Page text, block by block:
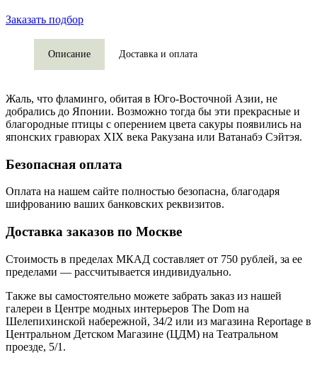
Заказать подбор
Описание Доставка и оплата
Жаль, что фламинго, обитая в Юго-Восточной Азии, не
добрались до Японии. Возможно тогда бы эти прекрасные и
благородные птицы с оперением цвета сакуры появились на
японских гравюрах XIX века Ракузана или Ватанабэ Сэйтэя.
Безопасная оплата
Оплата на нашем сайте полностью безопасна, благодаря
шифрованию ваших банковских реквизитов.
Доставка заказов по Москве
Стоимость в пределах МКАД составляет от 750 рублей, за ее
пределами — рассчитывается индивидуально.
Также вы самостоятельно можете забрать заказ из нашей
галереи в Центре модных интерьеров The Dom на
Шелепихинской набережной, 34/2 или из магазина Reportage в
Центральном Детском Магазине (ЦДМ) на Театральном
проезде, 5/1.